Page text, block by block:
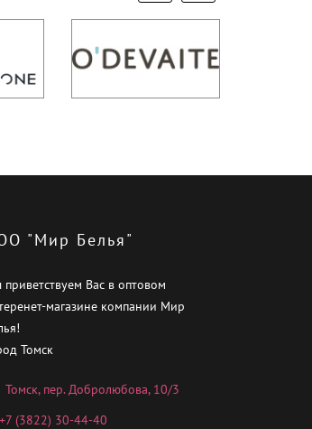
"Мир Белья"
Вас в оптовом
магазине компании Мир
Томск
Томск, пер. Добролюбова, 10/3
+7 (3822) 30-44-40